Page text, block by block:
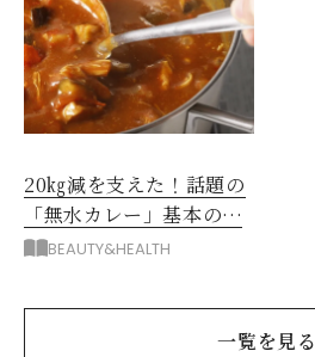
20㎏減を支えた！話題の
「無水カレー」基本の作
り方とおすすめルウ6選
BEAUTY&HEALTH
一覧を見る